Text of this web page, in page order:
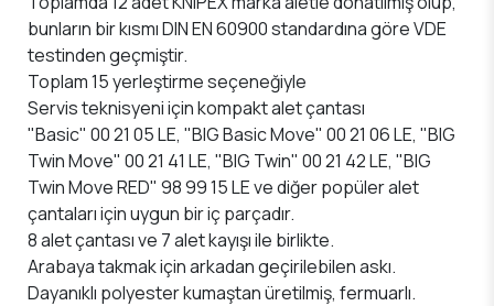
bunların bir kısmı DIN EN 60900 standardına göre VDE
testinden geçmiştir.
Toplam 15 yerleştirme seçeneğiyle
Servis teknisyeni için kompakt alet çantası
"Basic" 00 21 05 LE, "BIG Basic Move" 00 21 06 LE, "BIG
Twin Move" 00 21 41 LE, "BIG Twin" 00 21 42 LE, "BIG
Twin Move RED" 98 99 15 LE ve diğer popüler alet
çantaları için uygun bir iç parçadır.
8 alet çantası ve 7 alet kayışı ile birlikte.
Arabaya takmak için arkadan geçirilebilen askı.
Dayanıklı polyester kumaştan üretilmiş, fermuarlı.